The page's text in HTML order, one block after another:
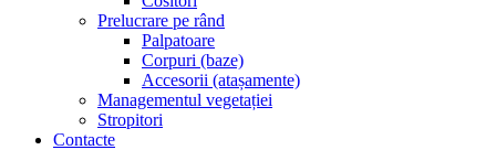
Prelucrare pe rând
Palpatoare
Corpuri (baze)
Accesorii (atașamente)
Managementul vegetației
Stropitori
Contacte